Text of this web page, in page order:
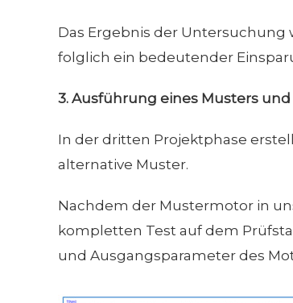
Das Ergebnis der
folglich ein bedeutender
3. Ausführung eines Musters
In der dritten Projektphase
alternative Muster.
Nachdem der Mustermotor in
kompletten Test auf dem
und Ausgangsparameter des